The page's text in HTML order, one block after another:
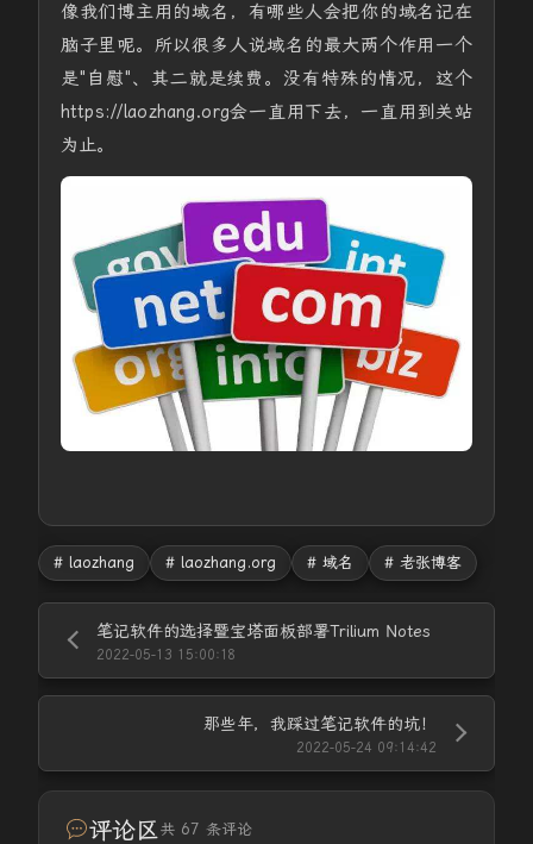
像我们博主用的域名，有哪些人会把你的域名记在
脑子里呢。所以很多人说域名的最大两个作用一个
是"自慰"、其二就是续费。没有特殊的情况，这个
https://laozhang.org会一直用下去，一直用到关站
为止。
# laozhang # laozhang.org # 域名 # 老张博客
笔记软件的选择暨宝塔面板部署Trilium Notes
2022-05-13 15:00:18
那些年，我踩过笔记软件的坑！
2022-05-24 09:14:42
评论区 共 67 条评论